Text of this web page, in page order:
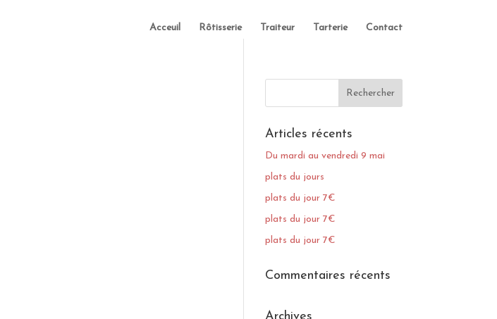
Acceuil Rôtisserie Traiteur Tarterie Contact
Articles récents
Du mardi au vendredi 9 mai
plats du jours
plats du jour 7€
plats du jour 7€
plats du jour 7€
Commentaires récents